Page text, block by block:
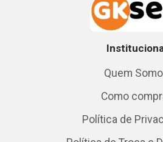
Quem
Como
Política de